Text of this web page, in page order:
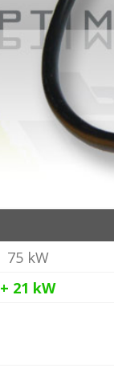
75 kW
+ 21 kW